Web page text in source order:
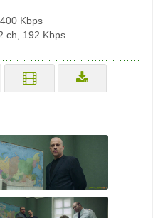
Kbps
ch, 192 Kbps